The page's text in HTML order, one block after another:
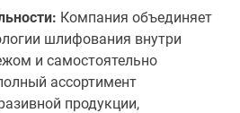
Компания объединяет
шлифования внутри
и самостоятельно
ассортимент
продукции,